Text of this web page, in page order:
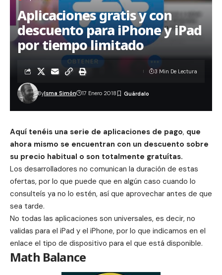
Aplicaciones gratis y con
descuento para iPhone y iPad
por tiempo limitado
ByIsma Simón 17 Enero 2018
3 Min De Lectura
Aquí tenéis una serie de aplicaciones de pago, que
ahora mismo se encuentran con un descuento sobre
su precio habitual o son totalmente gratuítas.
Los desarrolladores no comunican la duración de estas
ofertas, por lo que puede que en algún caso cuando lo
consulteís ya no lo estén, así que aprovechar antes de que
sea tarde.
No todas las aplicaciones son universales, es decir, no
validas para el iPad y el iPhone, por lo que indicamos en el
enlace el tipo de dispositivo para el que está disponible.
Math Balance